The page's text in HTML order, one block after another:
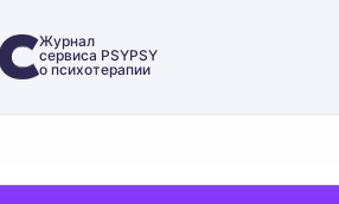
Журнал
сервиса PSYPSY
о психотерапии